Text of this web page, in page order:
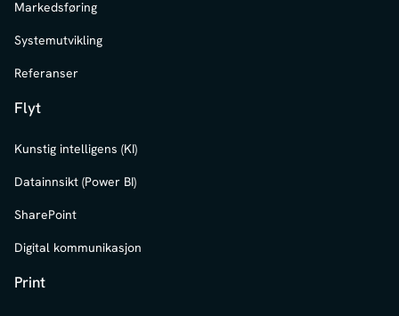
Markedsføring
Systemutvikling
Referanser
Flyt
Kunstig intelligens (KI)
Datainnsikt (Power BI)
SharePoint
Digital kommunikasjon
Print